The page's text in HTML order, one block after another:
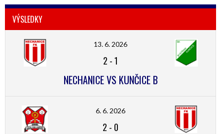
VÝSLEDKY
13. 6. 2026
2 -1
NECHANICE VS KUNČICE B
6. 6. 2026
2 - 0